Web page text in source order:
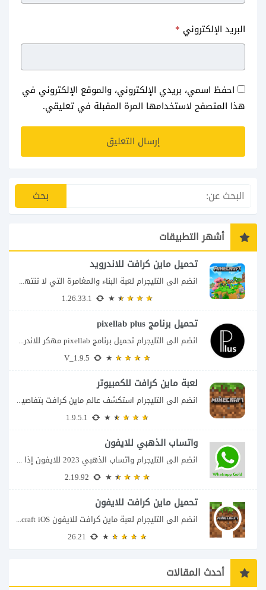
البريد الإلكتروني *
احفظ اسمي، بريدي الإلكتروني، والموقع الإلكتروني في
هذا المتصفح لاستخدامها المرة المقبلة في تعليقي.
أشهر التطبيقات
تحميل ماين كرافت للاندرويد
انضم الى التليجرام لعبة البناء والمغامرة التي لا تنتهي Minecraft إذا كنت تبحث عن...
تحميل برنامج pixellab plus
انضم الى التليجرام تحميل برنامج pixellab مهكر للاندرويد يعتبر تطبيق بيكسلاب من اشهر تطبيقات...
لعبة ماين كرافت للكمبيوتر
انضم الى التليجرام استكشف عالم ماين كرافت بتفاصيل مذهلة 🌟 هل أنت مستعد لمغامرة...
واتساب الذهبي للايفون
انضم الى التليجرام واتساب الذهبي 2023 للايفون إذا كنت تبحث عن واتساب الذهبي للايفون...
تحميل ماين كرافت للايفون
انضم الى التليجرام لعبة ماين كرافت للايفون Minecraft iOS تُعد لعبة Minecraft واحدة من...
أحدث المقالات